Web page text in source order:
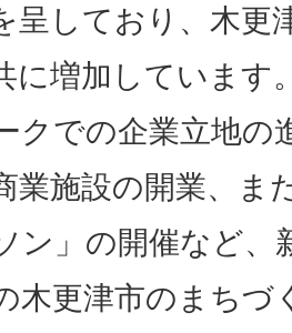
呈しており、木更
に増加しています
クでの企業立地の
業施設の開業、ま
ン」の開催など、
木更津市のまちづ